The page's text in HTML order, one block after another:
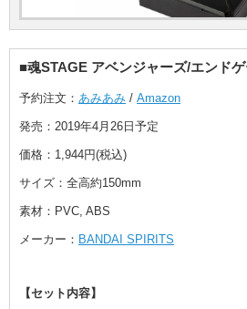
■魂STAGE アベンジャーズ/エンド
予約注文： あみあみ / Amazon
発売：2019年4月26日予定
価格：1,944円(税込)
サイズ：全高約150mm
素材：PVC, ABS
メーカー： BANDAI SPIRITS
【セット内容】